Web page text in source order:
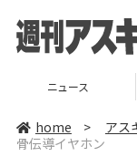
ニュース
home > アス
骨伝導イヤホン